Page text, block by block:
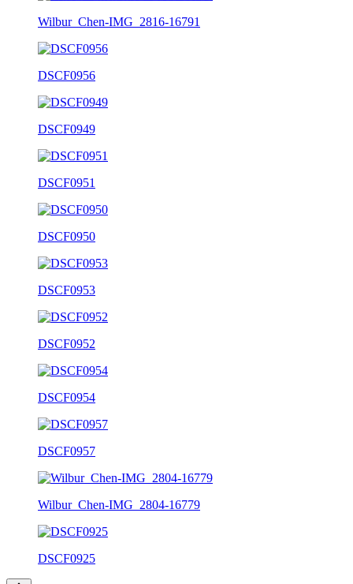
Wilbur_Chen-IMG_2816-16791
DSCF0956
DSCF0949
DSCF0951
DSCF0950
DSCF0953
DSCF0952
DSCF0954
DSCF0957
Wilbur_Chen-IMG_2804-16779
DSCF0925